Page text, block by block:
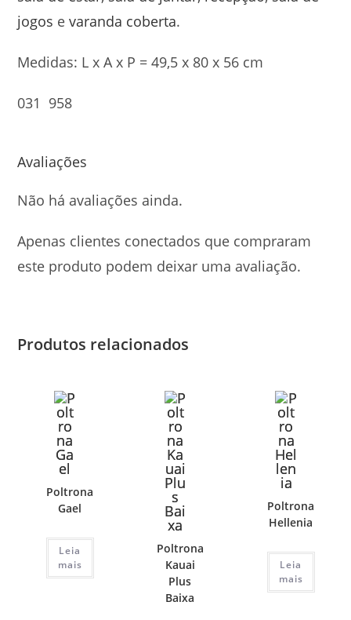
jogos evaranda coberta.
Medidas: L x A x P = 49,5 x 80 x 56 cm
031 958
Avaliações
Não há avaliações ainda.
Apenas clientes conectados que compraram
este produto podem deixar uma avaliação.
Produtos relacionados
Poltrona
Gael
Leia
mais
Poltrona
Kauai
Plus
Baixa
Poltrona
Hellenia
Leia
mais